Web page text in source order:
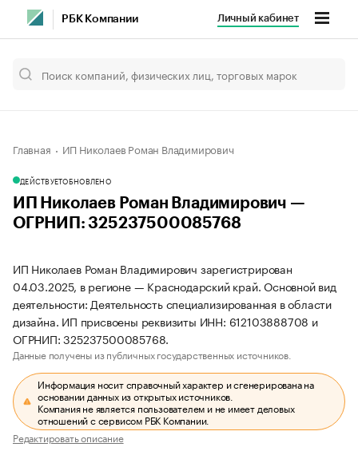
РБК Компании Личный кабинет
Главная ИП Николаев Роман Владимирович
ДЕЙСТВУЕТОБНОВЛЕНО
ИП Николаев Роман Владимирович —
ОГРНИП: 325237500085768
ИП Николаев Роман Владимирович зарегистрирован
04.03.2025, в регионе — Краснодарский край. Основной вид
деятельности: Деятельность специализированная в области
дизайна. ИП присвоены реквизиты ИНН: 612103888708 и
ОГРНИП: 325237500085768.
Данные получены из публичных государственных источников.
Информация носит справочный характер и сгенерирована на
основании данных из открытых источников.
Компания не является пользователем и не имеет деловых
отношений с сервисом РБК Компании.
Редактировать описание